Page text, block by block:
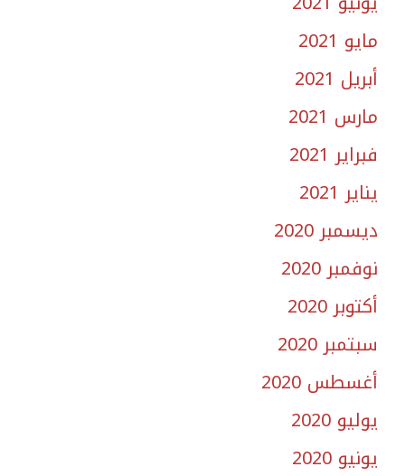
مايو 2021
أبريل 2021
مارس 2021
فبراير 2021
يناير 2021
ديسمبر 2020
نوفمبر 2020
أكتوبر 2020
سبتمبر 2020
أغسطس 2020
يوليو 2020
يونيو 2020